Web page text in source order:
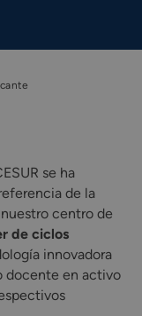
se ha
de la
centro de
de ciclos
innovadora
docente en activo